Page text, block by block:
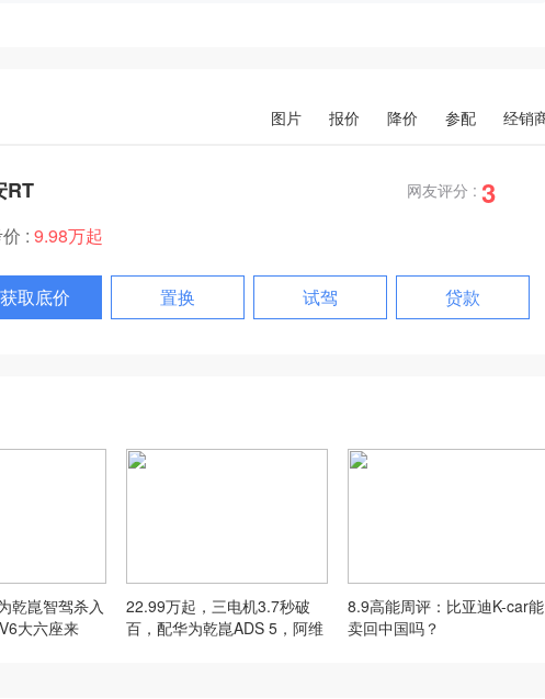
经销
参配
降价
报价
图片
RT 网友评分 : 3
: 9.98万起
获取底价 置换 试驾 贷款
乾崑智驾杀入
大六座来
22.99万起，三电机3.7秒破
百，配华为乾崑ADS 5，阿维
8.9高能周评：比亚迪K-car能
卖回中国吗？